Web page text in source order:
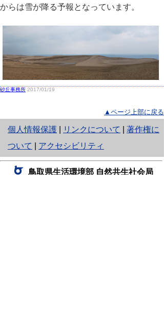
からは雪が降る予報となっています。
砂丘事務所 2017/01/19
▲ページ上部に戻る
個人情報保護
と
り
ネ
リンクについて
著作権に
ついて
アクセシビリティ
鳥取県生活環境部 自然共生社会局